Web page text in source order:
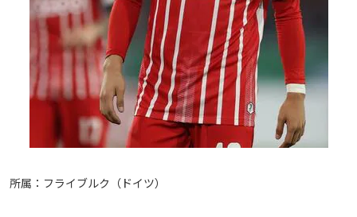
所属：フライブルク（ドイツ）